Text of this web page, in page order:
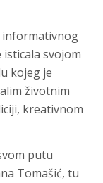
informativnog
svojom
kojeg je
životnim
kreativnom
putu
Tomašić, tu